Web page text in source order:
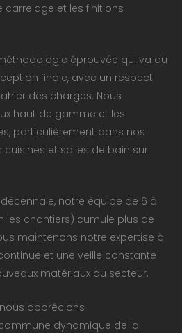
et les finitions
éprouvée qui va du
finale, avec un respect
des charges. Nous
haut de gamme et les
particulièrement dans nos
et salles de bain sur
notre équipe de 6 à
les chantiers) cumule plus de
maintenons notre expertise à
et une veille constante
matériaux du secteur.
apprécions
dynamique de la